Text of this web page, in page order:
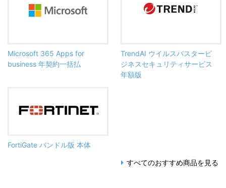
Microsoft 365 Apps for
business 年契約一括払
TrendAI ウイルスバスタービ
ジネスセキュリティサービス
年額版
FortiGate バンドル版 本体
すべてのおすすめ商品を見る